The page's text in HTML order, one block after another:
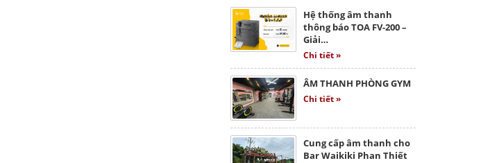
Hệ thống âm thanh
thông báo TOA FV-200 –
Giải…
Chi tiết »
ÂM THANH PHÒNG GYM
Chi tiết »
Cung cấp âm thanh cho
Bar Waikiki Phan Thiết